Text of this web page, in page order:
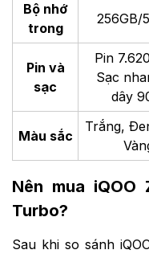
Bộ nhớ
trong
256GB/
Pin và
sạc
Pin
Sạc
dây
Màu sắc
Trắng,
Nên mua iQOO
Turbo?
Sau khi so sánh